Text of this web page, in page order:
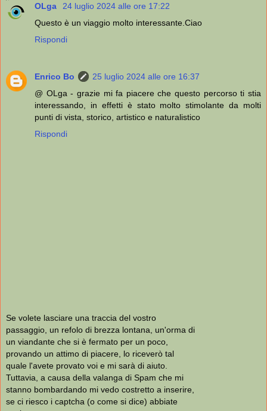
OLga
24 luglio 2024 alle ore 17:22
Questo è un viaggio molto interessante.Ciao
Rispondi
Enrico Bo
25 luglio 2024 alle ore 16:37
@ OLga - grazie mi fa piacere che questo percorso ti stia
interessando, in effetti è stato molto stimolante da molti
punti di vista, storico, artistico e naturalistico
Rispondi
Se volete lasciare una traccia del vostro
passaggio, un refolo di brezza lontana, un'orma di
un viandante che si è fermato per un poco,
provando un attimo di piacere, lo riceverò tal
quale l'avete provato voi e mi sarà di aiuto.
Tuttavia, a causa della valanga di Spam che mi
stanno bombardando mi vedo costretto a inserire,
se ci riesco i captcha (o come si dice) abbiate